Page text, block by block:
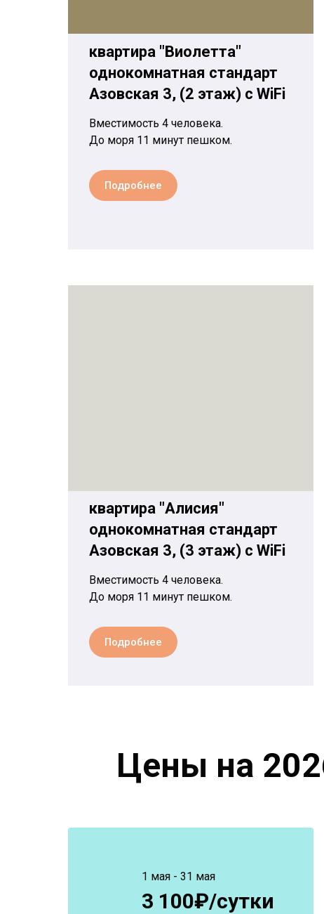
квартира "Виолетта"
однокомнатная стандарт
Азовская 3, (2 этаж) c WiFi
Вместимость 4 человека.
До моря 11 минут пешком.
Подробнее
квартира "Алисия"
однокомнатная стандарт
Азовская 3, (3 этаж) c WiFi
Вместимость 4 человека.
До моря 11 минут пешком.
Подробнее
Цены на
1 мая - 31 мая
3 100₽/сутки